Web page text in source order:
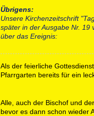
Übrigens:
Unsere Kirchenzeitschrift
später in der Ausgabe Nr. 19
über das Ereignis:
Als der feierliche
Pfarrgarten bereits für ein
Alle, auch der Bischof und
bevor es dann schon wieder